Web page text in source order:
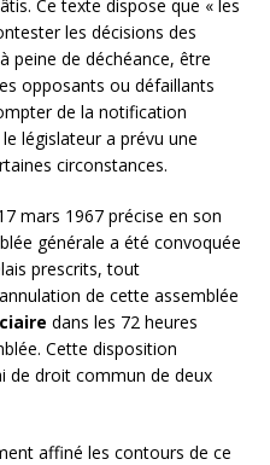
Ce texte dispose que « les
les décisions des
peine de déchéance, être
opposants ou défaillants
de la notification
législateur a prévu une
circonstances.
mars 1967 précise en son
générale a été convoquée
prescrits, tout
de cette assemblée
dans les 72 heures
Cette disposition
de droit commun de deux
affiné les contours de ce